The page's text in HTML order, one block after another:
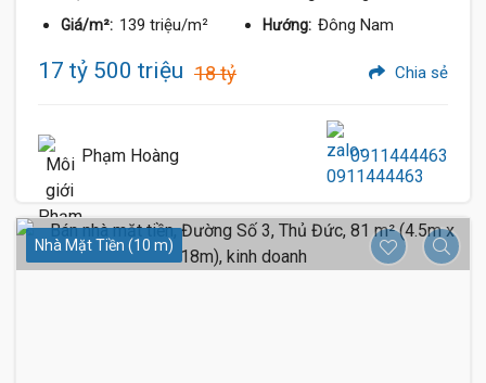
Giá/m²: 139 triệu/m² Hướng: Đông Nam
17 tỷ 500 triệu 18 tỷ Chia sẻ
Phạm Hoàng 0911444463
Nhà Mặt Tiền (10 m)